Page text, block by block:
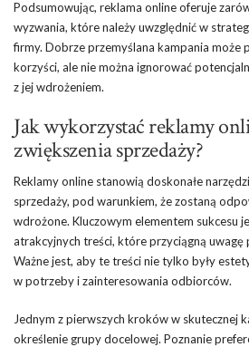
Podsumowując, reklama online oferuje
wyzwania, które należy uwzględnić w
firmy. Dobrze przemyślana kampania może
korzyści, ale nie można ignorować
z jej wdrożeniem.
Jak wykorzystać reklamy
zwiększenia sprzedaży?
Reklamy online stanowią doskonałe
sprzedaży, pod warunkiem, że zostaną
wdrożone. Kluczowym elementem sukcesu
atrakcyjnych treści, które przyciągną uwagę
Ważne jest, aby te treści nie tylko były
w potrzeby i zainteresowania odbiorców.
Jednym z pierwszych kroków w skutecznej
określenie grupy docelowej. Poznanie